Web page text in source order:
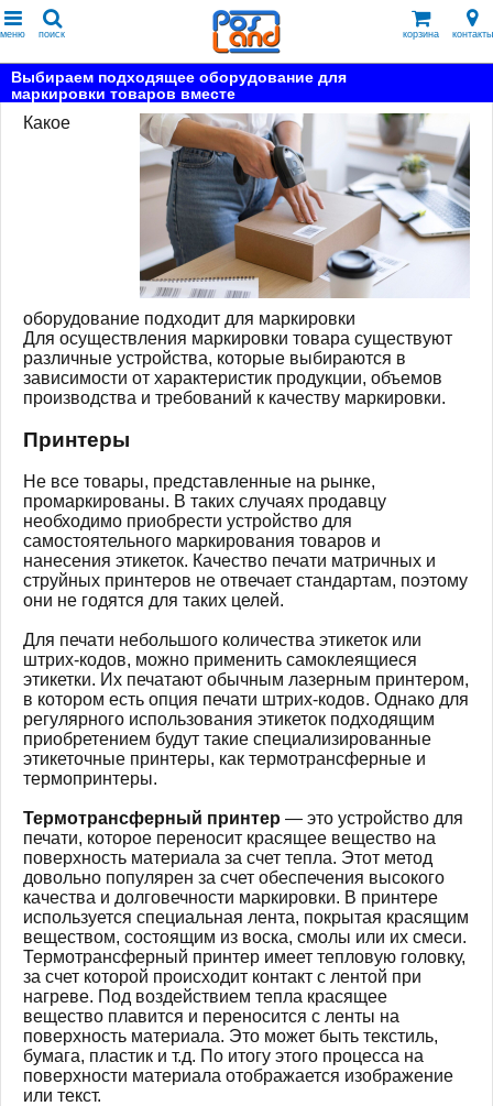
меню поиск корзина контакты
Выбираем подходящее оборудование для
маркировки товаров вместе
Какое
оборудование подходит для маркировки
Для осуществления маркировки товара существуют
различные устройства, которые выбираются в
зависимости от характеристик продукции, объемов
производства и требований к качеству маркировки.
Принтеры
Не все товары, представленные на рынке,
промаркированы. В таких случаях продавцу
необходимо приобрести устройство для
самостоятельного маркирования товаров и
нанесения этикеток. Качество печати матричных и
струйных принтеров не отвечает стандартам, поэтому
они не годятся для таких целей.
Для печати небольшого количества этикеток или
штрих-кодов, можно применить самоклеящиеся
этикетки. Их печатают обычным лазерным принтером,
в котором есть опция печати штрих-кодов. Однако для
регулярного использования этикеток подходящим
приобретением будут такие специализированные
этикеточные принтеры, как термотрансферные и
термопринтеры.
Термотрансферный принтер — это устройство для
печати, которое переносит красящее вещество на
поверхность материала за счет тепла. Этот метод
довольно популярен за счет обеспечения высокого
качества и долговечности маркировки. В принтере
используется специальная лента, покрытая красящим
веществом, состоящим из воска, смолы или их смеси.
Термотрансферный принтер имеет тепловую головку,
за счет которой происходит контакт с лентой при
нагреве. Под воздействием тепла красящее
вещество плавится и переносится с ленты на
поверхность материала. Это может быть текстиль,
бумага, пластик и т.д. По итогу этого процесса на
поверхности материала отображается изображение
или текст.